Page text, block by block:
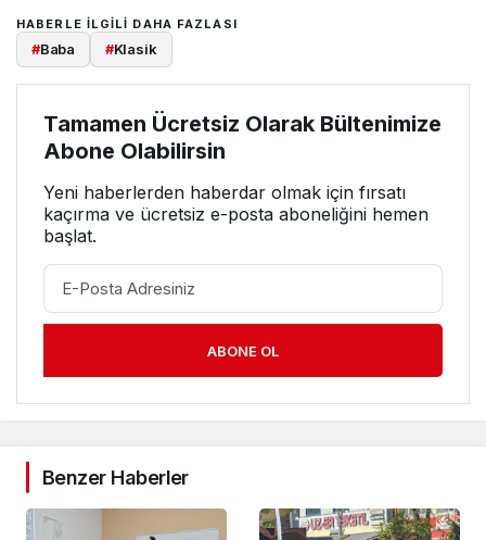
HABERLE ILGILI DAHA FAZLASI
#Baba #Klasik
Tamamen Ücretsiz Olarak Bültenimize
Abone Olabilirsin
Yeni haberlerden haberdar olmak için fırsatı
kaçırma ve ücretsiz e-posta aboneliğini hemen
başlat.
ABONE OL
Benzer Haberler